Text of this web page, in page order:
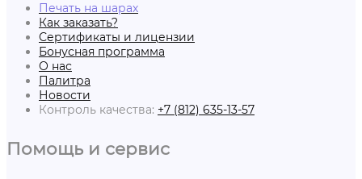
Печать на шарах
Как заказать?
Сертификаты и лицензии
Бонусная программа
О нас
Палитра
Новости
Контроль качества: +7 (812) 635-13-57
Помощь и сервис